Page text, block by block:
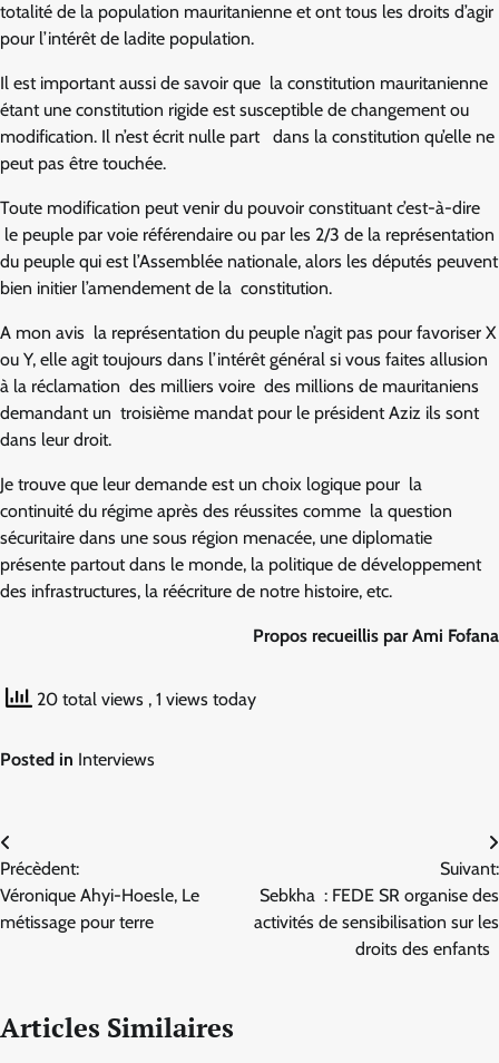
totalité de la population mauritanienne et ont tous les droits d’agir
pour l’intérêt de ladite population.
Il est important aussi de savoir que la constitution mauritanienne
étant une constitution rigide est susceptible de changement ou
modification. Il n’est écrit nulle part dans la constitution qu’elle ne
peut pas être touchée.
Toute modification peut venir du pouvoir constituant c’est-à-dire
le peuple par voie référendaire ou par les 2/3 de la représentation
du peuple qui est l’Assemblée nationale, alors les députés peuvent
bien initier l’amendement de la constitution.
A mon avis la représentation du peuple n’agit pas pour favoriser X
ou Y, elle agit toujours dans l’intérêt général si vous faites allusion
à la réclamation des milliers voire des millions de mauritaniens
demandant un troisième mandat pour le président Aziz ils sont
dans leur droit.
Je trouve que leur demande est un choix logique pour la
continuité du régime après des réussites comme la question
sécuritaire dans une sous région menacée, une diplomatie
présente partout dans le monde, la politique de développement
des infrastructures, la réécriture de notre histoire, etc.
Propos recueillis par Ami Fofana
20 total views , 1 views today
Posted in Interviews
Navigation
de
l’article
Précèdent:
Véronique Ahyi-Hoesle, Le
métissage pour terre
Suivant:
Sebkha : FEDE SR organise des
activités de sensibilisation sur les
droits des enfants
Articles Similaires